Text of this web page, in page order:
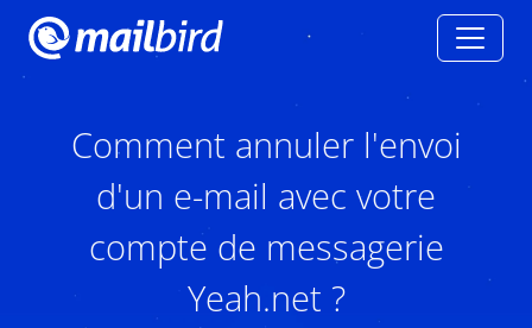
Comment annuler l'envoi
d'un e-mail avec votre
compte de messagerie
Yeah.net ?